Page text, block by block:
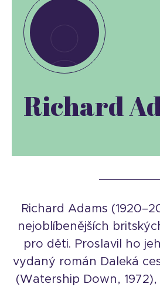
Richard
Richard Adams
nejoblíbenějších
pro děti. Proslavil ho
vydaný román Daleká
(Watership Down, 1972),